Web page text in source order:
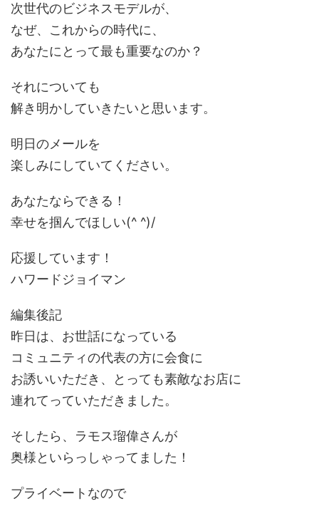
次世代のビジネスモデルが、
なぜ、これからの時代に、
あなたにとって最も重要なのか？
それについても
解き明かしていきたいと思います。
明日のメールを
楽しみにしていてください。
あなたならできる！
幸せを掴んでほしい(^ ^)/
応援しています！
ハワードジョイマン
編集後記
昨日は、お世話になっている
コミュニティの代表の方に会食に
お誘いいただき、とっても素敵なお店に
連れてっていただきました。
そしたら、ラモス瑠偉さんが
奥様といらっしゃってました！
プライベートなので